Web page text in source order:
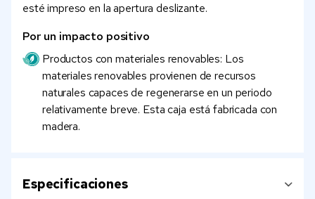
esté impreso en la apertura deslizante.
Por un impacto positivo
Productos con materiales renovables: Los
materiales renovables provienen de recursos
naturales capaces de regenerarse en un periodo
relativamente breve. Esta caja está fabricada con
madera.
Especificaciones